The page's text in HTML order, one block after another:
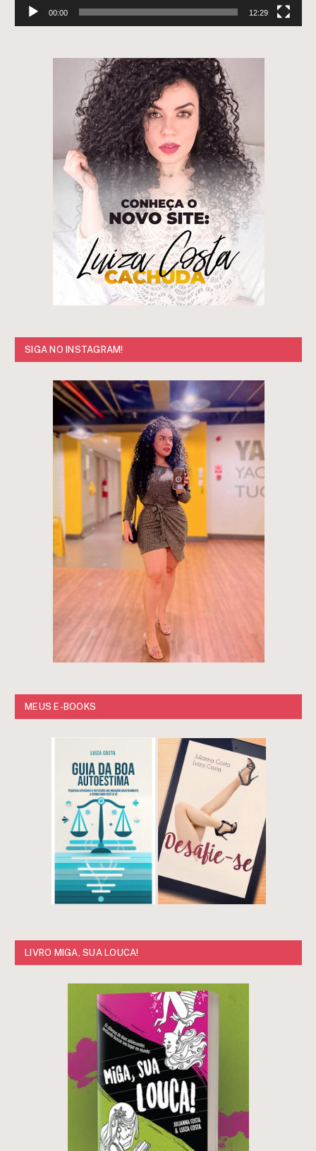
00:00 12:29
SIGA NO INSTAGRAM!
MEUS E-BOOKS
LIVRO MIGA, SUA LOUCA!